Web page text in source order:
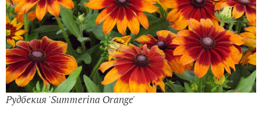
Рудбекия 'Summerina Orange'